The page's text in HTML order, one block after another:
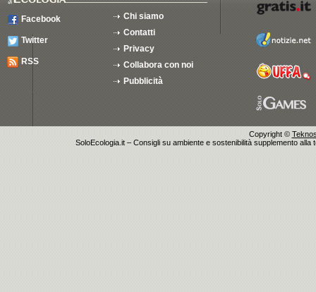
Facebook
Twitter
RSS
Chi siamo
Contatti
Privacy
Collabora con noi
Pubblicità
Copyright ©
SoloEcologia.it – Consigli su ambiente e sostenibilità supplemento